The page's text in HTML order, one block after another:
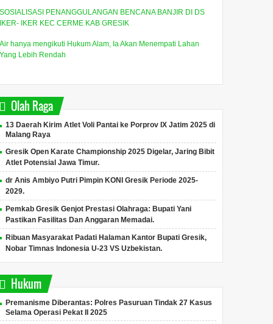
SOSIALISASI PENANGGULANGAN BENCANA BANJIR DI DS
IKER- IKER KEC CERME KAB GRESIK
Air hanya mengikuti Hukum Alam, Ia Akan Menempati Lahan
Yang Lebih Rendah
Olah Raga
13 Daerah Kirim Atlet Voli Pantai ke Porprov IX Jatim 2025 di
Malang Raya
Gresik Open Karate Championship 2025 Digelar, Jaring Bibit
Atlet Potensial Jawa Timur.
dr Anis Ambiyo Putri Pimpin KONI Gresik Periode 2025-
2029.
Pemkab Gresik Genjot Prestasi Olahraga: Bupati Yani
Pastikan Fasilitas Dan Anggaran Memadai.
Ribuan Masyarakat Padati Halaman Kantor Bupati Gresik,
Nobar Timnas Indonesia U-23 VS Uzbekistan.
Hukum
Premanisme Diberantas: Polres Pasuruan Tindak 27 Kasus
Selama Operasi Pekat II 2025